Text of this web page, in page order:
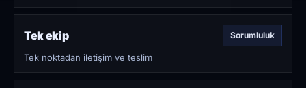
Tek ekip Sorumluluk
Tek noktadan iletişim ve teslim